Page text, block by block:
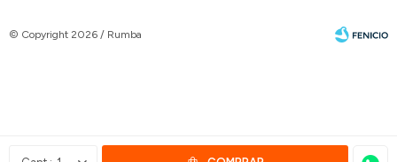
© Copyright 2026 / Rumba
Fenicio